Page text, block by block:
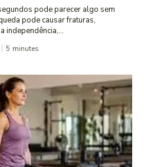
pode parecer algo sem
pode causar fraturas,
independência,...
5 minutes